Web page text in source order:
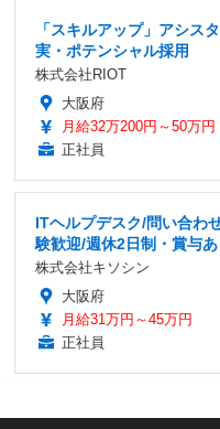
「スキルアップ」アシス
実・ポテンシャル採用
株式会社RIOT
大阪府
月給32万200円～50万円
正社員
ITヘルプデスク/問い合わ
験歓迎/週休2日制・賞与あ
株式会社キソシン
大阪府
月給31万円～45万円
正社員